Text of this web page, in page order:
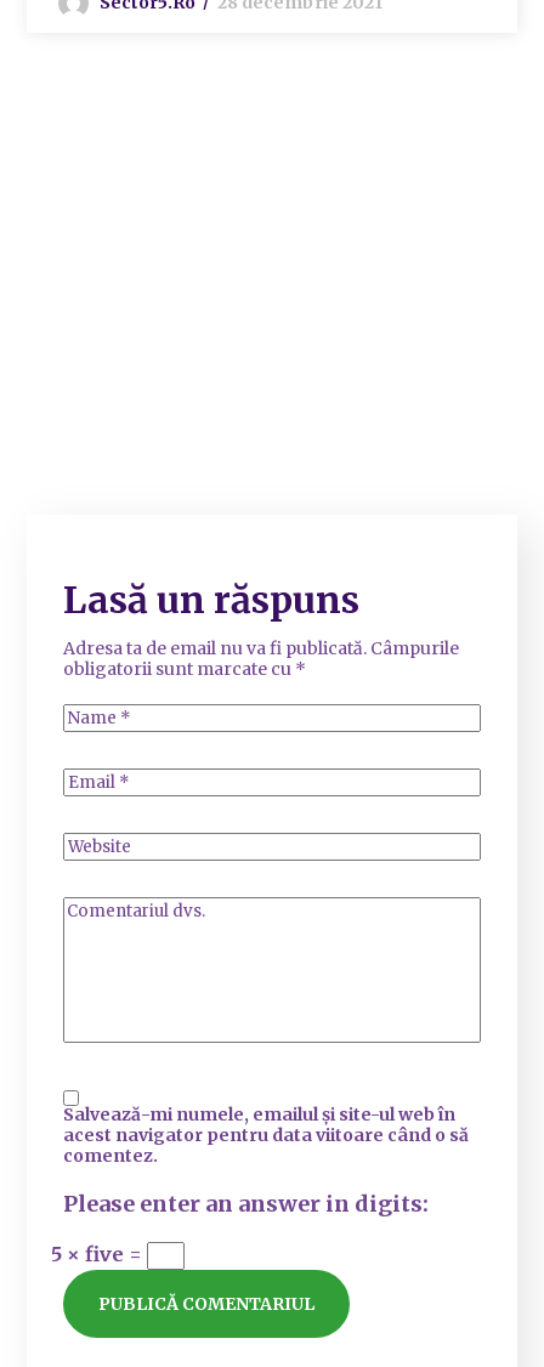
Lasă un răspuns
Adresa ta de email nu va fi publicată. Câmpurile
obligatorii sunt marcate cu *
Salvează-mi numele, emailul și site-ul web în
acest navigator pentru data viitoare când o să
comentez.
Please enter an answer in digits:
5 × five =